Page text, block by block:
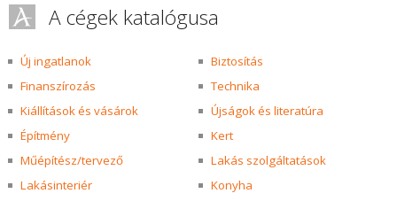
A cégek katalógusa
Új ingatlanok
Biztosítás
Finanszírozás
Technika
Kiállítások és vásárok
Újságok és literatúra
Építmény
Kert
Műépítész/tervező
Lakás szolgáltatások
Lakásinteriér
Konyha